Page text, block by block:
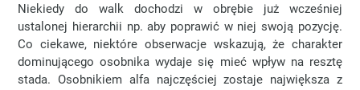
Niekiedy do walk dochodzi w obrębie już wcześniej
ustalonej hierarchii np. aby poprawić w niej swoją pozycję.
Co ciekawe, niektóre obserwacje wskazują, że charakter
dominującego osobnika wydaje się mieć wpływ na resztę
stada. Osobnikiem alfa najczęściej zostaje największa z